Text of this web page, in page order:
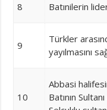
8 Batınilerin
9
Türkler
yayılmasını
10
Abbasi
Batının